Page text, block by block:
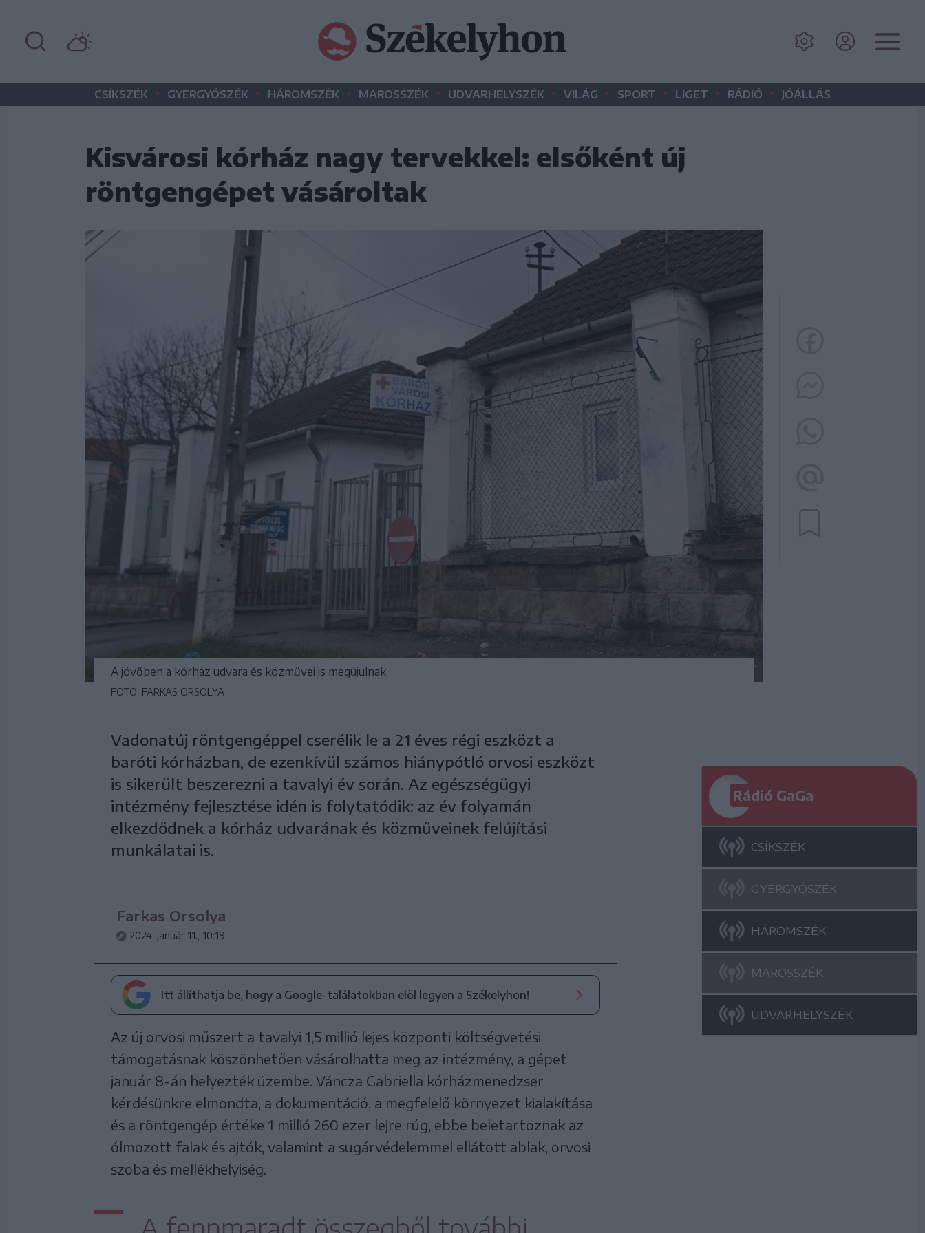
CSÍKSZÉK • GYERGYÓSZÉK • HÁROMSZÉK • MAROSSZÉK • UDVARHELYSZÉK • VILÁG • SPORT • LIGET • RÁDIÓ • JÓÁLLÁS
Kisvárosi kórház nagy tervekkel: elsőként új
röntgengépet vásároltak
A jövőben a kórház udvara és közművei is megújulnak
FOTÓ: FARKAS ORSOLYA
Vadonatúj röntgengéppel cserélik le a 21 éves régi eszközt a
baróti kórházban, de ezenkívül számos hiánypótló orvosi eszközt
is sikerült beszerezni a tavalyi év során. Az egészségügyi
intézmény fejlesztése idén is folytatódik: az év folyamán
elkezdődnek a kórház udvarának és közműveinek felújítási
munkálatai is.
Farkas Orsolya
2024. január 11., 10:19
Itt állíthatja be, hogy a Google-találatokban elöl legyen a Székelyhon!
Az új orvosi műszert a tavalyi 1,5 millió lejes központi költségvetési
támogatásnak köszönhetően vásárolhatta meg az intézmény, a gépet
január 8-án helyezték üzembe. Váncza Gabriella kórházmenedzser
kérdésünkre elmondta, a dokumentáció, a megfelelő környezet kialakítása
és a röntgengép értéke 1 millió 260 ezer lejre rúg, ebbe beletartoznak az
ólmozott falak és ajtók, valamint a sugárvédelemmel ellátott ablak, orvosi
szoba és mellékhelyiség.
Rádió GaGa
CSÍKSZÉK
GYERGYÓSZÉK
HÁROMSZÉK
MAROSSZÉK
UDVARHELYSZÉK